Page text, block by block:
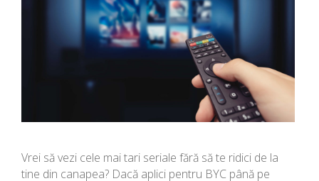
Vrei să vezi cele mai tari seriale fără să te ridici de la
tine din canapea? Dacă aplici pentru BYC până pe